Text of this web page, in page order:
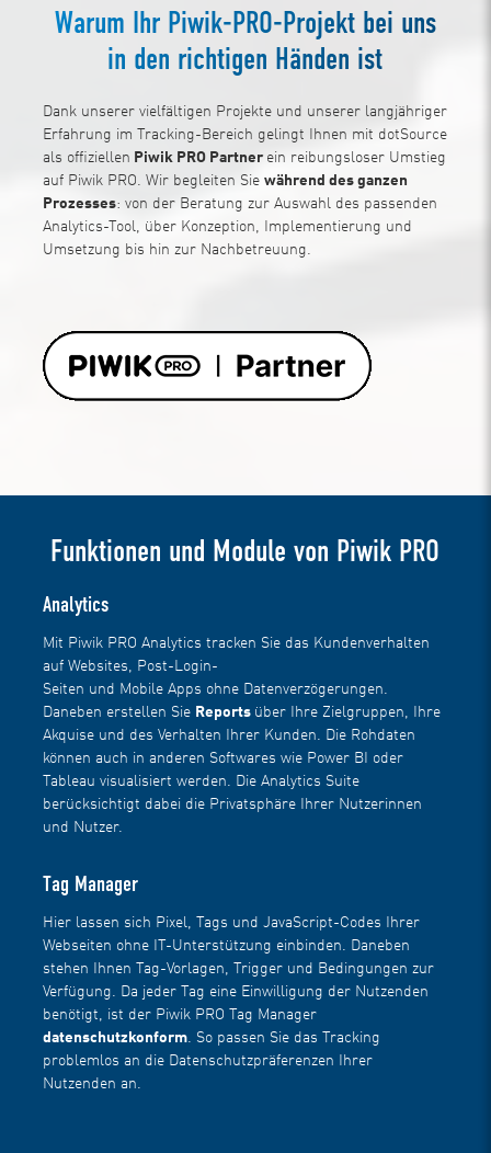
Warum Ihr Piwik-PRO-Projekt bei uns
in den richtigen Händen ist
Dank unserer vielfältigen Projekte und unserer langjähriger
Erfahrung im Tracking-Bereich gelingt Ihnen mit dotSource
als offiziellen Piwik PRO Partner ein reibungsloser Umstieg
auf Piwik PRO. Wir begleiten Siewährend des ganzen
Prozesses: von der Beratung zur Auswahl des passenden
Analytics-Tool, über Konzeption, Implementierung und
Umsetzung bis hin zur Nachbetreuung.
Funktionen und Module von Piwik PRO
Analytics
Mit Piwik PRO Analytics tracken Sie das Kundenverhalten
auf Websites, Post-Login-
Seiten und Mobile Apps ohne Datenverzögerungen.
Daneben erstellen Sie Reports über Ihre Zielgruppen, Ihre
Akquise und des Verhalten Ihrer Kunden. Die Rohdaten
können auch in anderen Softwares wie Power BI
oder
Tableau visualisiert werden. Die Analytics Suite
berücksichtigt dabei die Privatsphäre Ihrer Nutzerinnen
und Nutzer.
Tag Manager
Hier lassen sich Pixel, Tags und JavaScript-Codes Ihrer
Webseiten ohne IT-Unterstützung einbinden. Daneben
stehen Ihnen Tag-Vorlagen, Trigger und Bedingungen zur
Verfügung. Da jeder Tag eine Einwilligung der Nutzenden
benötigt, ist der Piwik PRO Tag Manager
datenschutzkonform. So passen Sie das Tracking
problemlos an die Datenschutzpräferenzen Ihrer
Nutzenden an.